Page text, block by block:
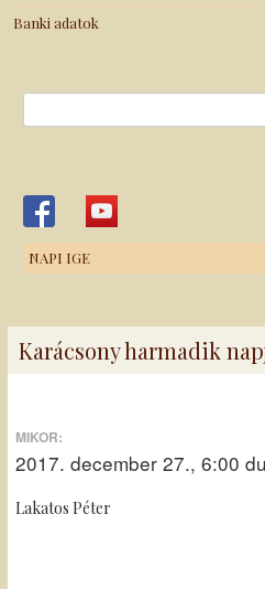
Banki adatok
NAPI IGE
Karácsony harmadik
MIKOR:
2017. december 27., 6:00
Lakatos Péter